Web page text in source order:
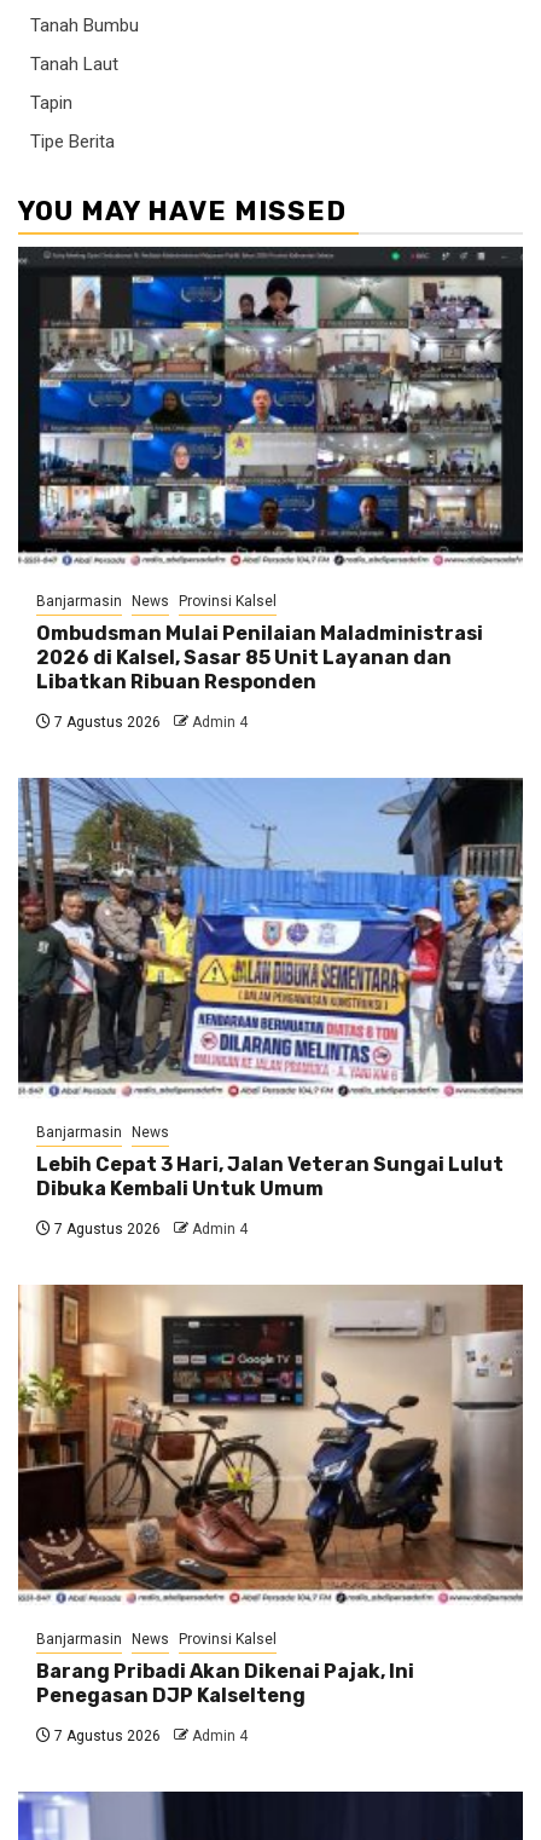
Tanah Bumbu
Tanah Laut
Tapin
Tipe Berita
YOU MAY HAVE MISSED
Banjarmasin News Provinsi Kalsel
Ombudsman Mulai Penilaian Maladministrasi
2026 di Kalsel, Sasar 85 Unit Layanan dan
Libatkan Ribuan Responden
7 Agustus 2026 Admin 4
Banjarmasin News
Lebih Cepat 3 Hari, Jalan Veteran Sungai Lulut
Dibuka Kembali Untuk Umum
7 Agustus 2026 Admin 4
Banjarmasin News Provinsi Kalsel
Barang Pribadi Akan Dikenai Pajak, Ini
Penegasan DJP Kalselteng
7 Agustus 2026 Admin 4